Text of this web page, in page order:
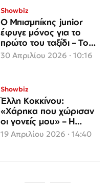
Showbiz
Ο Μπισμπίκης junior
έφυγε μόνος για το
πρώτο του ταξίδι – Το
συγκινητικό μήνυμα της
Κωνσταντίνας Μπεκιάρη
30 Απριλίου 2026 · 10:16
Showbiz
Έλλη Κοκκίνου:
«Χάρηκα που χώρισαν
οι γονείς μου» – Η
εξομολόγηση για τα
παιδικά της χρόνια
19 Απριλίου 2026 · 14:40